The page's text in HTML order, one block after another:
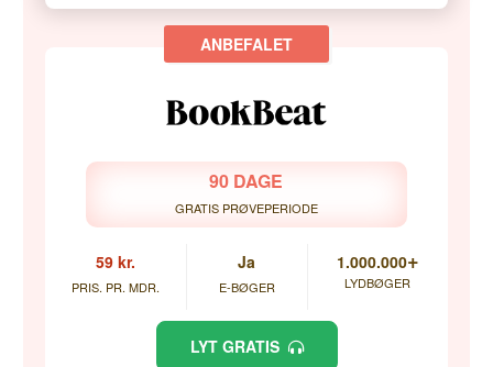
90 DAGE
GRATIS PRØVEPERIODE
59 kr.
PRIS. PR. MDR.
Ja
E-BØGER
1.000.000+
LYDBØGER
LYT GRATIS